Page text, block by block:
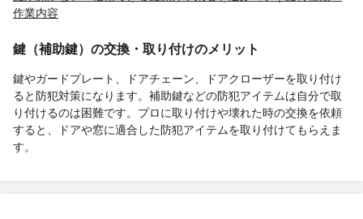
作業内容
鍵（補助鍵）の交換・取り付けのメリット
鍵やガードプレート、ドアチェーン、ドアクローザーを取り付け
ると防犯対策になります。補助鍵などの防犯アイテムは自分で取
り付けるのは困難です。プロに取り付けや壊れた時の交換を依頼
すると、ドアや窓に適合した防犯アイテムを取り付けてもらえま
す。